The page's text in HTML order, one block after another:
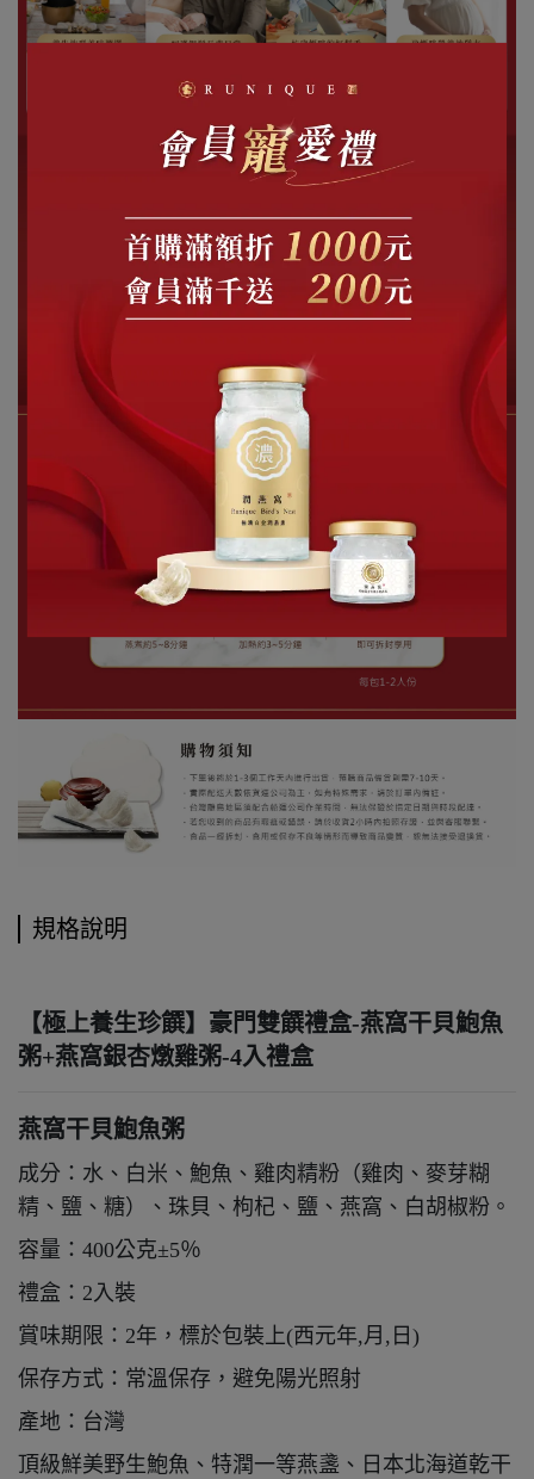
規格說明
【極上養生珍饌】豪門雙饌禮盒-燕窩干貝鮑魚
粥+燕窩銀杏燉雞粥-4入禮盒
燕窩干貝鮑魚粥
成分：水、白米、鮑魚、雞肉精粉（雞肉、麥芽糊
精、鹽、糖）、珠貝、枸杞、鹽、燕窩、白胡椒粉。
容量：400公克±5％
禮盒：2入裝
賞味期限：2年，標於包裝上(西元年,月,日)
保存方式：常溫保存，避免陽光照射
產地：台灣
頂級鮮美野生鮑魚、特潤一等燕盞、日本北海道乾干